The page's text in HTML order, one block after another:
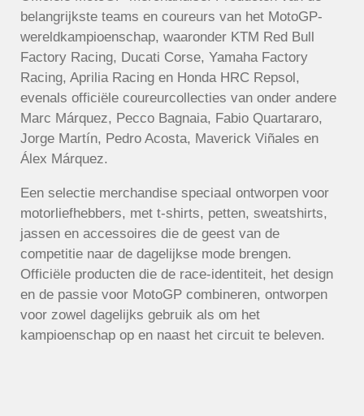
belangrijkste teams en coureurs van het MotoGP-
wereldkampioenschap, waaronder KTM Red Bull
Factory Racing, Ducati Corse, Yamaha Factory
Racing, Aprilia Racing en Honda HRC Repsol,
evenals officiële coureurcollecties van onder andere
Marc Márquez, Pecco Bagnaia, Fabio Quartararo,
Jorge Martín, Pedro Acosta, Maverick Viñales en
Álex Márquez.
Een selectie merchandise speciaal ontworpen voor
motorliefhebbers, met t-shirts, petten, sweatshirts,
jassen en accessoires die de geest van de
competitie naar de dagelijkse mode brengen.
Officiële producten die de race-identiteit, het design
en de passie voor MotoGP combineren, ontworpen
voor zowel dagelijks gebruik als om het
kampioenschap op en naast het circuit te beleven.